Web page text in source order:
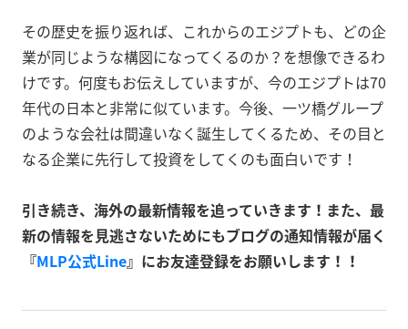
その歴史を振り返れば、これからのエジプトも、どの企
業が同じような構図になってくるのか？を想像できるわ
けです。何度もお伝えしていますが、今のエジプトは70
年代の日本と非常に似ています。今後、一ツ橋グループ
のような会社は間違いなく誕生してくるため、その目と
なる企業に先行して投資をしてくのも面白いです！
引き続き、海外の最新情報を追っていきます！また、最
新の情報を見逃さないためにもブログの通知情報が届く
『MLP公式Line』にお友達登録をお願いします！！